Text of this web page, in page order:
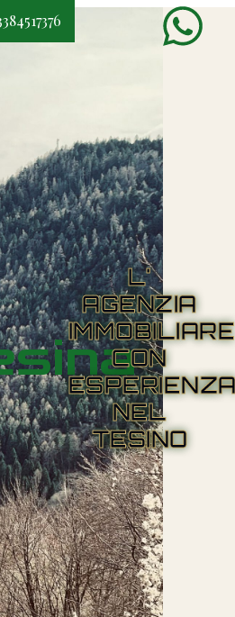
L'
AGENZIA
IMMOBILIARE
CON
NEL
TESINO